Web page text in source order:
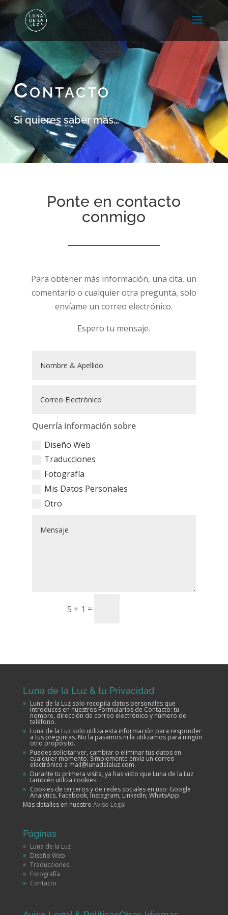
Contacto
Si quieres saber más…
Ponte en contacto
conmigo
Para obtener más información, una cita, un
comentario o cualquier otra pregunta, solo
envíame un correo electrónico.
Espero tu mensaje.
Querría información sobre
Diseño Web
Traducciones
Fotografía
Mis Datos Personales
Otro
5 + 1 =
Luna de la Luz & tu Privacidad
Luna de la Luz solo recopila datos personales que
introduces en nuestros Formularios de Contacto: tu
nombre, dirección de correo electrónico y número de
teléfono.
Luna de la Luz solo utiliza esta información para responder
a tus preguntas. No la pasamos ni la utilizamos para ningún
otro propósito.
Puedes solicitar ver, cambiar o eliminar tus datos en
cualquier momento. Simplemente envía un correo
electrónico a mail@lunadelaluz.com.
Durante tu primera visita, ya has visto que Luna de la Luz
también utiliza cookies.
Cookies de terceros y de redes sociales en uso: Google
Analytics, Facebook, Instagram, LinkedIn, WhatsApp.
Más detalles en nuestro Aviso Legal
Páginas
Luna de la Luz
Diseño Web
Traducciones
Fotografía
Contacto